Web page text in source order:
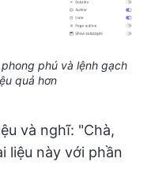
phú và lệnh gạch
quả hơn
và nghĩ: "Chà,
liệu này với phần